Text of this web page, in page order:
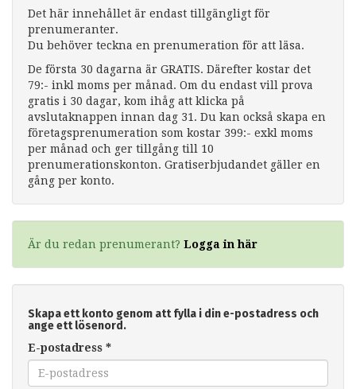
Det här innehållet är endast tillgängligt för
prenumeranter.
Du behöver teckna en prenumeration för att läsa.
De första 30 dagarna är GRATIS. Därefter kostar det
79:- inkl moms per månad. Om du endast vill prova
gratis i 30 dagar, kom ihåg att klicka på
avslutaknappen innan dag 31. Du kan också skapa en
företagsprenumeration som kostar 399:- exkl moms
per månad och ger tillgång till 10
prenumerationskonton. Gratiserbjudandet gäller en
gång per konto.
Är du redan prenumerant? Logga in här
Skapa ett konto genom att fylla i din e-postadress och
ange ett lösenord.
E-postadress *